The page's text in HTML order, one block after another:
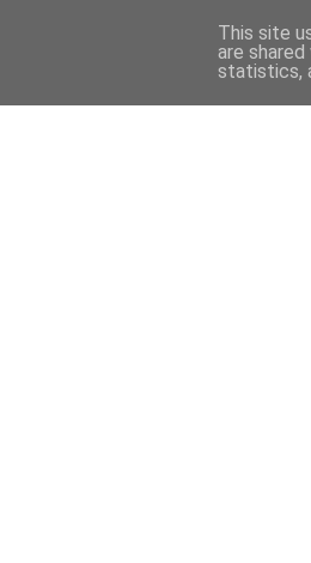
This site
are
statistics,